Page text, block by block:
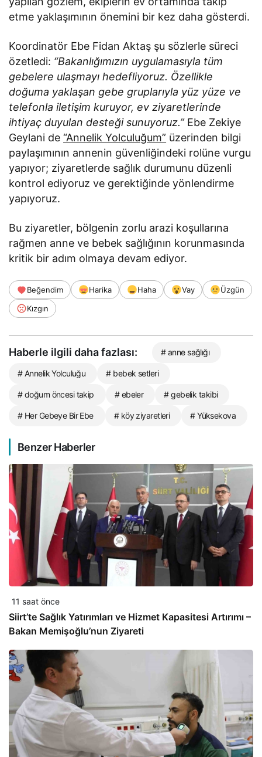
etme yaklaşımının önemini bir kez daha gösterdi.
Koordinatör Ebe Fidan Aktaş şu sözlerle süreci
özetledi: “Bakanlığımızın uygulamasıyla tüm
gebelere ulaşmayı hedefliyoruz. Özellikle
doğuma yaklaşan gebe gruplarıyla yüz yüze ve
telefonla iletişim kuruyor, ev ziyaretlerinde
ihtiyaç duyulan desteği sunuyoruz.”Ebe Zekiye
Geylani de“Annelik Yolculuğum” üzerinden bilgi
paylaşımının annenin güvenliğindeki rolüne vurgu
yapıyor; ziyaretlerde sağlık durumunu düzenli
kontrol ediyoruz ve gerektiğinde yönlendirme
yapıyoruz.
Bu ziyaretler, bölgenin zorlu arazi koşullarına
rağmen anne ve bebek sağlığının korunmasında
kritik bir adım olmaya devam ediyor.
Beğendim Harika Haha Vay
Üzgün
Kızgın
Haberle ilgili daha fazlası: # anne sağlığı
# Annelik Yolculuğu # bebek setleri
# doğum öncesi takip # ebeler # gebelik takibi
# Her Gebeye Bir Ebe # köy ziyaretleri # Yüksekova
Benzer Haberler
11 saat önce
Siirt’te Sağlık Yatırımları ve Hizmet Kapasitesi Artırımı –
Bakan Memişoğlu’nun Ziyareti